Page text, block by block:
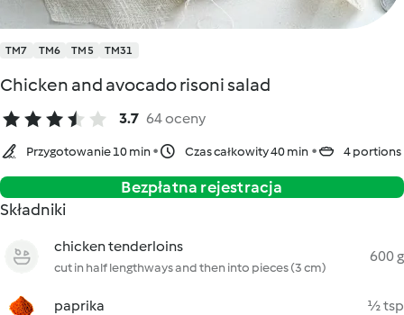
TM7 TM6 TM5 TM31
Chicken and avocado risoni salad
3.7 64 oceny
Przygotowanie 10 min Czas całkowity 40 min 4 portions
Bezpłatna rejestracja
Składniki
chicken tenderloins
cut in half lengthways and then into pieces (3 cm)
600 g
paprika ½ tsp